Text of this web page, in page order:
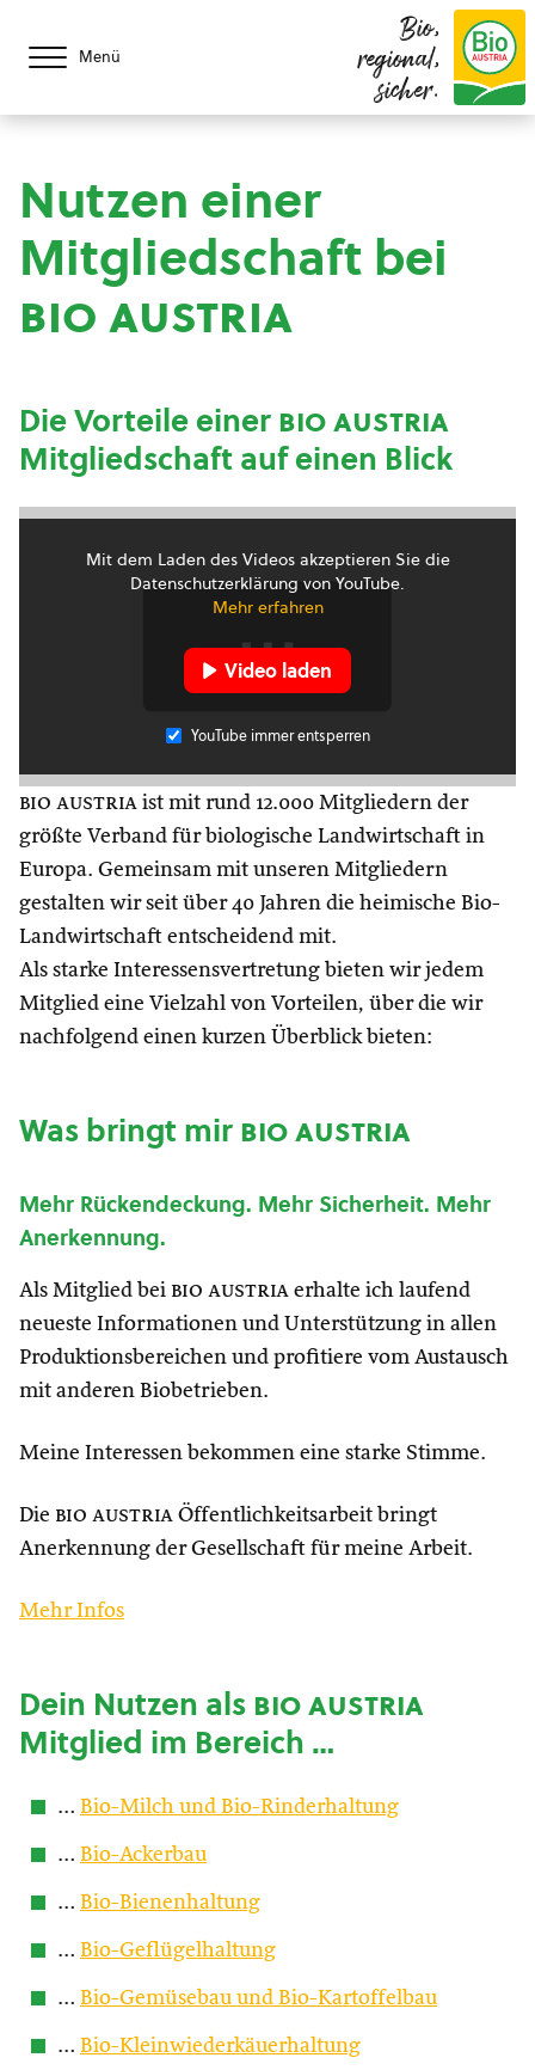
Menü
Bio,
regional,
sicher.
Nutzen einer
Mitgliedschaft bei
bio austria
Die Vorteile einerbio austria
Mitgliedschaft auf einen Blick
Mit dem Laden des Videos akzeptieren Sie die
Datenschutzerklärung von YouTube.
Mehr erfahren
Video laden
YouTube immer entsperren
bio austria ist mit rund 12.000 Mitgliedern der
größte Verband für biologische Landwirtschaft in
Europa. Gemeinsam mit unseren Mitgliedern
gestalten wir seit über 40 Jahren die heimische Bio-
Landwirtschaft entscheidend mit.
Als starke Interessensvertretung bieten wir jedem
Mitglied eine Vielzahl von Vorteilen, über die wir
nachfolgend einen kurzen Überblick bieten:
Was bringt mirbio austria
Mehr Rückendeckung. Mehr Sicherheit. Mehr
Anerkennung.
Als Mitglied bei bio austria erhalte ich laufend
neueste Informationen und Unterstützung in allen
Produktionsbereichen und profitiere vom Austausch
mit anderen Biobetrieben.
Meine Interessen bekommen eine starke Stimme.
Die bio austria Öffentlichkeitsarbeit bringt
Anerkennung der Gesellschaft für meine Arbeit.
Mehr Infos
Dein Nutzen alsbio austria
Mitglied im Bereich …
… Bio-Milch und Bio-Rinderhaltung
… Bio-Ackerbau
… Bio-Bienenhaltung
… Bio-Geflügelhaltung
… Bio-Gemüsebau und Bio-Kartoffelbau
… Bio-Kleinwiederkäuerhaltung